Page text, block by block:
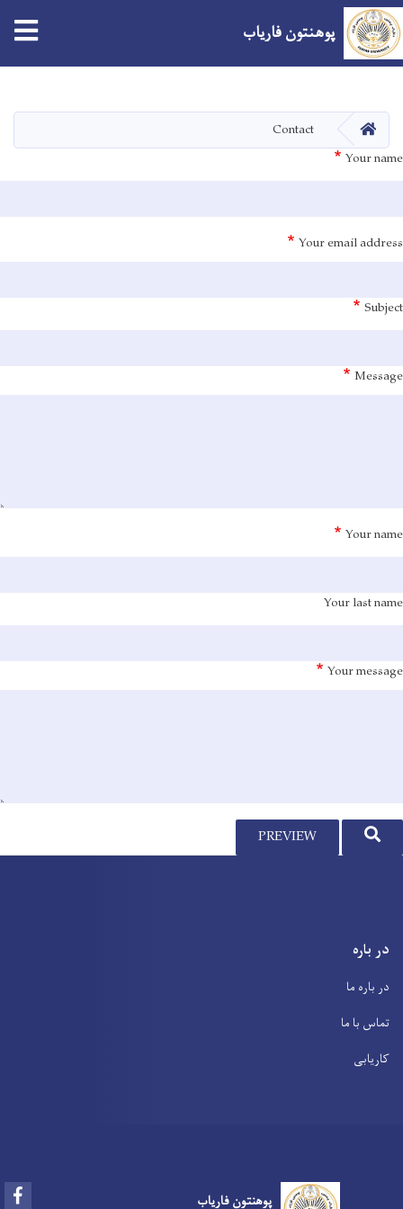
content
پوهنتون فاریاب
صفحه اصلیContact
Your name
Your email address
Subject
Message
Your name
Your last name
Your message
SEARCH
PREVIEW
در باره
در باره ما
تماس با ما
کاریابی
پوهنتون فاریاب